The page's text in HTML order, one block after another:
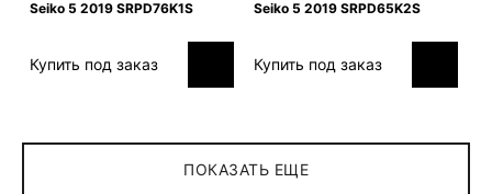
Seiko 5 2019 SRPD76K1S
Купить под заказ
Seiko 5 2019 SRPD65K2S
Купить под заказ
ПОКАЗАТЬ ЕЩЕ